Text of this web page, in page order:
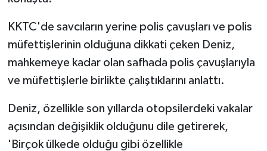
KKTC'de savcıların yerine polis çavuşları ve polis
müfettişlerinin olduğuna dikkati çeken Deniz,
mahkemeye kadar olan safhada polis çavuşlarıyla
ve müfettişlerle birlikte çalıştıklarını anlattı.
Deniz, özellikle son yıllarda otopsilerdeki vakalar
açısından değişiklik olduğunu dile getirerek,
'Birçok ülkede olduğu gibi özellikle